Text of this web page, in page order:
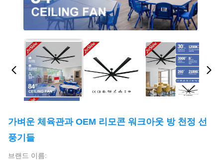
가벼운 체육관과 OEM 리모콘 워크아웃 방 천정 선
풍기들
브랜드 이름: